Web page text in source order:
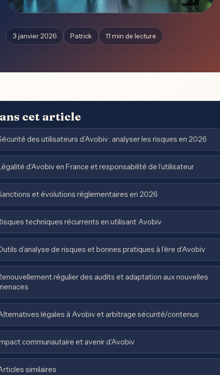
3 janvier 2026 Patrick 11 min de lecture
cet article
des utilisateurs d’Avobiv : analyser les risques en 2026
d’Avobiv en France et responsabilité de l’utilisateur
et évolutions réglementaires en 2026
techniques récurrents en utilisant Avobiv
d’analyse de risques et bonnes pratiques à l’ère d’Avobiv
régulier des audits et adaptation aux nouvelles
légales à Avobiv et arbitrage sécurité/contenus
communautaire et avenir d’Avobiv
similaires